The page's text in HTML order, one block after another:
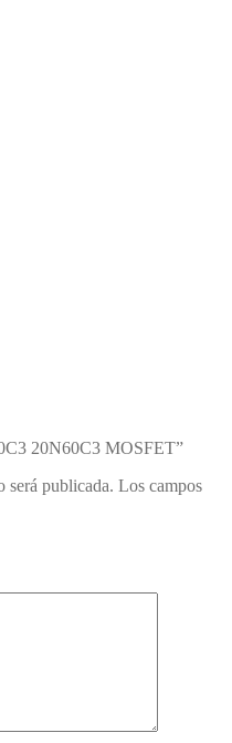
20N60C3 MOSFET”
será publicada. Los campos